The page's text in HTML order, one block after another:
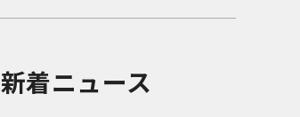
新着ニュース